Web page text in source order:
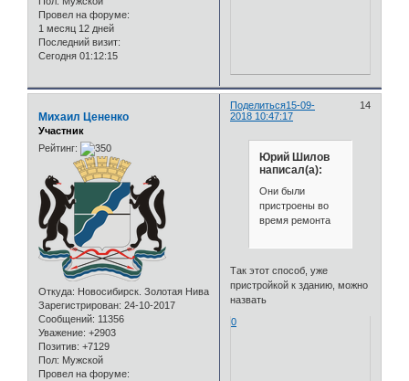
Провел на форуме:
1 месяц 12 дней
Последний визит:
Сегодня 01:12:15
Поделиться 14
15-09-
2018 10:47:17
Михаил Цененко
Участник
Рейтинг:
Откуда: Новосибирск. Золотая Нива
Зарегистрирован: 24-10-2017
Сообщений: 11356
Уважение: +2903
Позитив: +7129
Пол: Мужской
Провел на форуме:
Юрий Шилов
написал(а):
Они были
пристроены во
время ремонта
Так этот способ, уже
пристройкой к зданию, можно
назвать
0